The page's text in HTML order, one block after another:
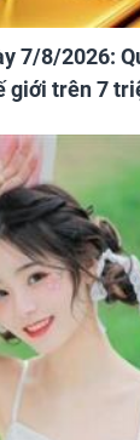
7/8/2026:
giới trên 7